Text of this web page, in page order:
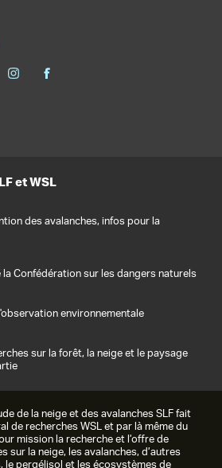
et WSL
des avalanches, infos pour la
Confédération sur les dangers naturels
environnementale
sur la forêt, la neige et le paysage
de la neige et des avalanches SLF fait
de recherches WSL et par là même du
mission la recherche et l’offre de
la neige, les avalanches, d’autres